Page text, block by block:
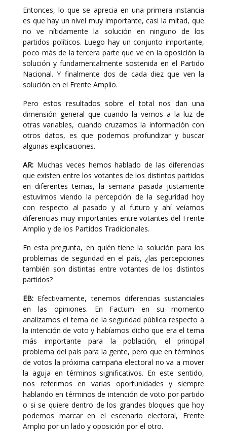
Entonces, lo que se aprecia en una primera instancia
es que hay un nivel muy importante, casi la mitad, que
no ve nítidamente la solución en ninguno de los
partidos políticos. Luego hay un conjunto importante,
poco más de la tercera parte que ve en la oposición la
solución y fundamentalmente sostenida en el Partido
Nacional. Y finalmente dos de cada diez que ven la
solución en el Frente Amplio.
Pero estos resultados sobre el total nos dan una
dimensión general que cuando la vemos a la luz de
otras variables, cuando cruzamos la información con
otros datos, es que podemos profundizar y buscar
algunas explicaciones.
AR: Muchas veces hemos hablado de las diferencias
que existen entre los votantes de los distintos partidos
en diferentes temas, la semana pasada justamente
estuvimos viendo la percepción de la seguridad hoy
con respecto al pasado y al futuro y ahí veíamos
diferencias muy importantes entre votantes del Frente
Amplio y de los Partidos Tradicionales.
En esta pregunta, en quién tiene la solución para los
problemas de seguridad en el país, ¿las percepciones
también son distintas entre votantes de los distintos
partidos?
EB: Efectivamente, tenemos diferencias sustanciales
en las opiniones. En Factum en su momento
analizamos el tema de la seguridad pública respecto a
la intención de voto y habíamos dicho que era el tema
más importante para la población, el principal
problema del país para la gente, pero que en términos
de votos la próxima campaña electoral no va a mover
la aguja en términos significativos. En este sentido,
nos referimos en varias oportunidades y siempre
hablando en términos de intención de voto por partido
o si se quiere dentro de los grandes bloques que hoy
podemos marcar en el escenario electoral, Frente
Amplio por un lado y oposición por el otro.